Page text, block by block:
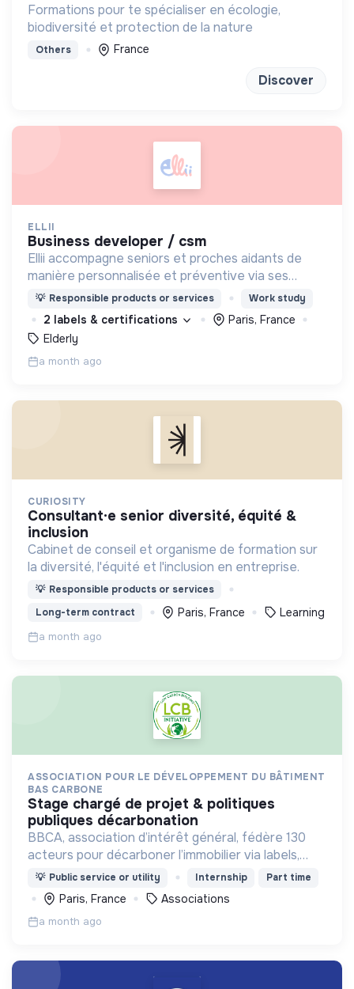
Formations pour te spécialiser en écologie,
biodiversité et protection de la nature
Others France
Discover
ELLII
business developer / csm
Ellii accompagne seniors et proches aidants de
manière personnalisée et préventive via ses
ateliers collectifs et interactifs animés en ligne
afin de rester en forme tout en s'amusant !
💡 Responsible products or services Work study
2 labels & certifications
Paris, France
Elderly
a month ago
CURIOSITY
consultant·e senior diversité, équité &
inclusion
Cabinet de conseil et organisme de formation sur
la diversité, l'équité et l'inclusion en entreprise.
💡 Responsible products or services
Long-term contract
Paris, France Learning
a month ago
ASSOCIATION POUR LE DÉVELOPPEMENT DU BÂTIMENT
BAS CARBONE
stage chargé de projet & politiques
publiques décarbonation
BBCA, association d’intérêt général, fédère 130
acteurs pour décarboner l’immobilier via labels,
événements et l’initiative européenne LCBI,
accélérant la transition bas carbone.
💡 Public service or utility Internship Part time
Paris, France Associations
a month ago